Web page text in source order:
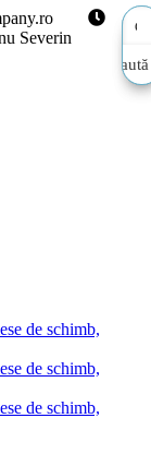
Severin
Caută
Caută